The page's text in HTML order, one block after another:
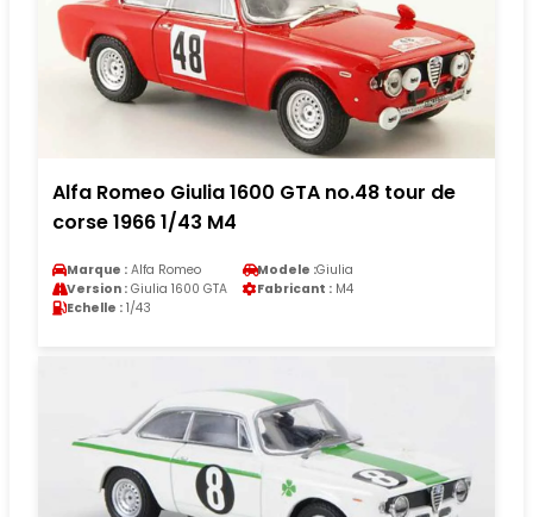
Alfa Romeo Giulia 1600 GTA no.48 tour de
corse 1966 1/43 M4
Marque : Alfa Romeo Modele :Giulia
Version : Giulia 1600 GTA Fabricant : M4
Echelle : 1/43